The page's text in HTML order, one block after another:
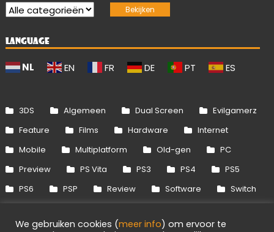
LANGUAGE
NL EN FR DE PT ES
3DS Algemeen Dual Screen
Evilgamerz
Feature
Films Hardware
Internet
Mobile
Multiplatform Old-gen
PC
Preview
PS Vita PS3 PS4
PS5
PS6
PSP Review Software
Switch
Xbox 360
Xbox One Xbox Series
We gebruiken cookies (meer info) om ervoor te